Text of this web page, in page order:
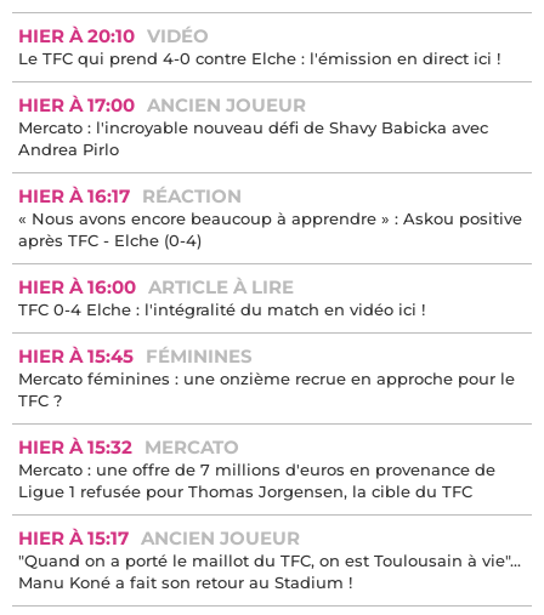
HIER À 20:10 VIDÉO
Le TFC qui prend 4-0 contre Elche : l'émission en direct ici !
HIER À 17:00 ANCIEN JOUEUR
Mercato : l'incroyable nouveau défi de Shavy Babicka avec
Andrea Pirlo
HIER À 16:17 RÉACTION
« Nous avons encore beaucoup à apprendre » : Askou positive
après TFC - Elche (0-4)
HIER À 16:00 ARTICLE À LIRE
TFC 0-4 Elche : l'intégralité du match en vidéo ici !
HIER À 15:45 FÉMININES
Mercato féminines : une onzième recrue en approche pour le
TFC ?
HIER À 15:32 MERCATO
Mercato : une offre de 7 millions d'euros en provenance de
Ligue 1 refusée pour Thomas Jorgensen, la cible du TFC
HIER À 15:17 ANCIEN JOUEUR
"Quand on a porté le maillot du TFC, on est Toulousain à vie"...
Manu Koné a fait son retour au Stadium !